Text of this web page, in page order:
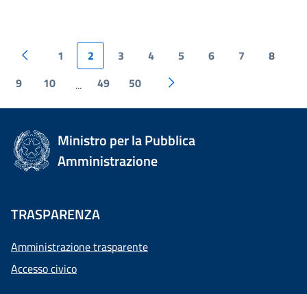
1 2 3 4 5 6 7
8
9
10 ... 49 50
Ministro per la Pubblica
Amministrazione
TRASPARENZA
Amministrazione trasparente
Accesso civico